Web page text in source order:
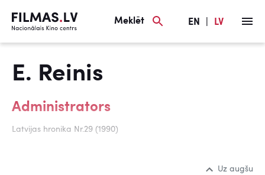
Meklēt EN LV
E. Reinis
Administrators
Latvijas hronika Nr.29 (1990)
Uz augšu